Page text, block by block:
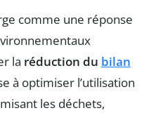
comme une réponse
la réduction du bilan
à optimiser l’utilisation
les déchets,